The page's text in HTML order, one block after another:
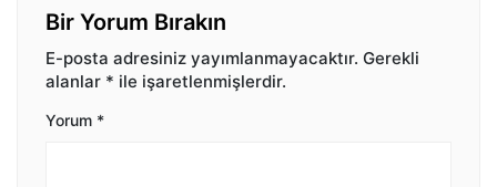
Bir Yorum Bırakın
E-posta adresiniz yayımlanmayacaktır. Gerekli
alanlar * ile işaretlenmişlerdir.
Yorum *